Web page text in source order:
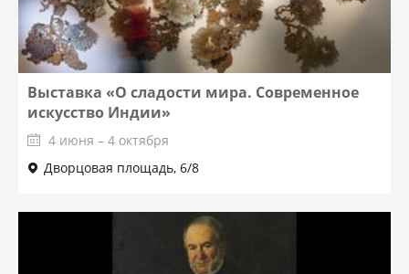
Выставка «О сладости мира. Современное
искусство Индии»
4 июня – 4 октября
Дворцовая площадь, 6/8